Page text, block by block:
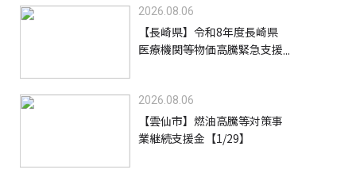
2026.08.06
【長崎県】令和8年度長崎県
医療機関等物価高騰緊急支援
2026.08.06
【雲仙市】燃油高騰等対策事
業継続支援金【1/29】